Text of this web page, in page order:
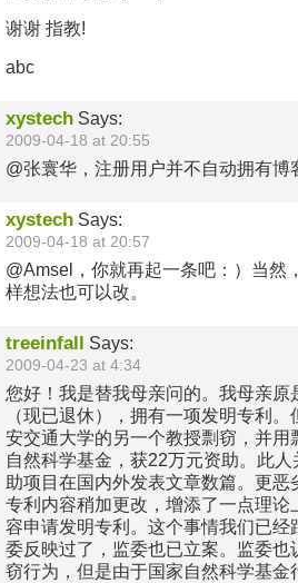
谢谢 指教!
abc
xystech Says:
2009-04-18 at 20:55
@张寰华，注册用户并不自动拥有博
xystech Says:
2009-04-18 at 20:57
@Amsel，你就再起一条吧：）当然
样想法也可以改。
treeinfall Says:
2009-04-23 at 4:34
您好！我是替我母亲问的。我母亲原
（现已退休），拥有一项发明专利
安交通大学的另一个教授剽窃，并用
自然科学基金，获22万元资助。此
助项目在国内外发表文章数篇。更
专利内容稍加更改，增添了一点理论
容申请发明专利。这个事情我们已经
委反映过了，监委也已立案。监委也
窃行为，但是由于国家自然科学基金